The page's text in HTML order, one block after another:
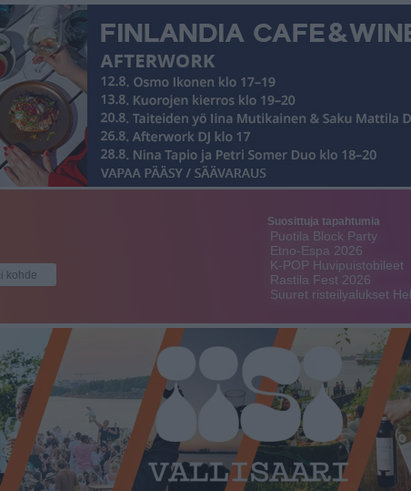
Suosittuja tapahtumia
Puotila Block Party
Etno-Espa 2026
K-POP Huvipuistobileet
Rastila Fest 2026
Suuret risteilyalukset